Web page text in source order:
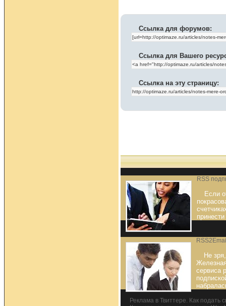
Ссылка для форумов:
Ссылка для Вашего
Ссылка на эту страницу:
RSS
Если
Не
сервиса
Реклама в Твиттере. Как подать